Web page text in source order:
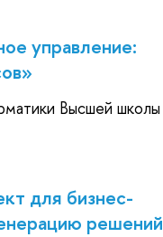
управление:
Высшей школы
для бизнес-
решений